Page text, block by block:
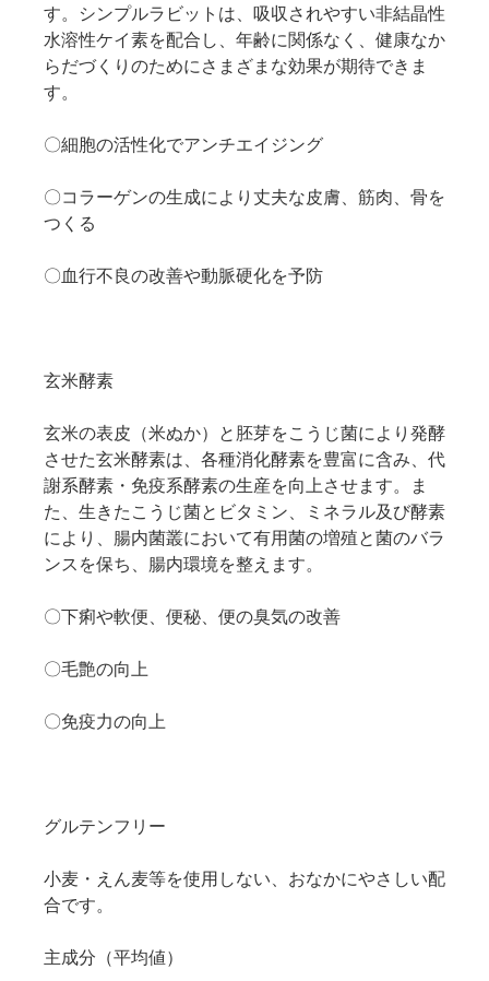
す。シンプルラビットは、吸収されやすい非結晶性
水溶性ケイ素を配合し、年齢に関係なく、健康なか
らだづくりのためにさまざまな効果が期待できま
す。
〇細胞の活性化でアンチエイジング
〇コラーゲンの生成により丈夫な皮膚、筋肉、骨を
つくる
〇血行不良の改善や動脈硬化を予防
玄米酵素
玄米の表皮（米ぬか）と胚芽をこうじ菌により発酵
させた玄米酵素は、各種消化酵素を豊富に含み、代
謝系酵素・免疫系酵素の生産を向上させます。ま
た、生きたこうじ菌とビタミン、ミネラル及び酵素
により、腸内菌叢において有用菌の増殖と菌のバラ
ンスを保ち、腸内環境を整えます。
〇下痢や軟便、便秘、便の臭気の改善
〇毛艶の向上
〇免疫力の向上
グルテンフリー
小麦・えん麦等を使用しない、おなかにやさしい配
合です。
主成分（平均値）